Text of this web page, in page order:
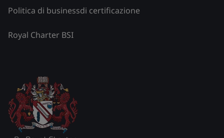
Politica di businessdi certificazione
Royal Charter BSI